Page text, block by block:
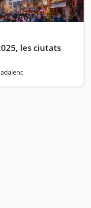
les ciutats